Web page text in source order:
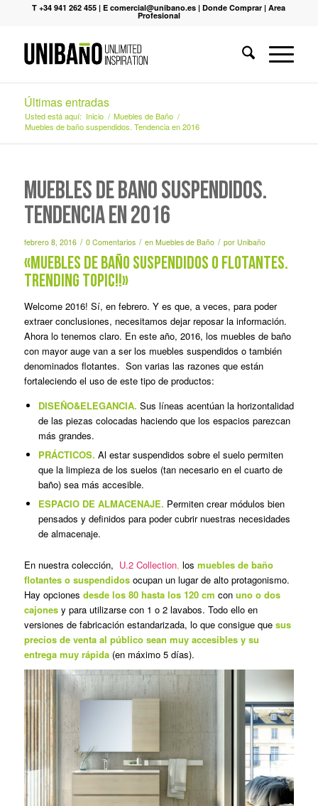
T +34 941 262 455 |E comercial@unibano.es |Donde Comprar |Area
Profesional
Últimas entradas
Usted está aquí: Inicio / Muebles de Baño /
Muebles de baño suspendidos. Tendencia en 2016
Muebles de baño suspendidos.
Tendencia en 2016
febrero 8, 2016 / 0 Comentarios / en Muebles de Baño / por Unibaño
«Muebles de baño suspendidos o flotantes.
Trending topic!!»
Welcome 2016! Sí, en febrero. Y es que, a veces, para poder
extraer conclusiones, necesitamos dejar reposar la información.
Ahora lo tenemos claro. En este año, 2016, los muebles de baño
con mayor auge van a ser los muebles suspendidos o también
denominados flotantes. Son varias las razones que están
fortaleciendo el uso de este tipo de productos:
DISEÑO&ELEGANCIA. Sus líneas acentúan la horizontalidad
de las piezas colocadas haciendo que los espacios parezcan
más grandes.
PRÁCTICOS. Al estar suspendidos sobre el suelo permiten
que la limpieza de los suelos (tan necesario en el cuarto de
baño) sea más accesible.
ESPACIO DE ALMACENAJE. Permiten crear módulos bien
pensados y definidos para poder cubrir nuestras necesidades
de almacenaje.
En nuestra colección, U.2 Collection, los muebles de baño
flotantes o suspendidosocupan un lugar de alto protagonismo.
Hay opciones desde los 80 hasta los 120 cm con uno o dos
cajonesy para utilizarse con 1 o 2 lavabos. Todo ello en
versiones de fabricación estandarizada, lo que consigue que sus
precios de venta al público sean muy accesibles y su
entrega muy rápida(en máximo 5 días).